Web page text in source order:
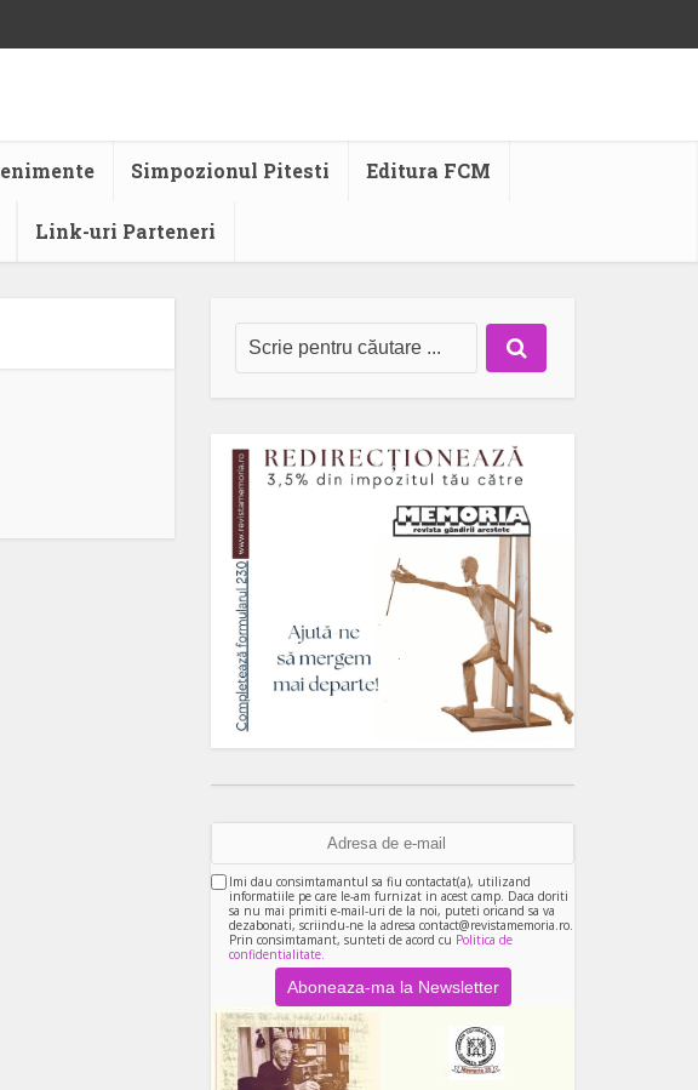
Simpozionul Pitesti Editura FCM
Link-uri Parteneri
Imi dau consimtamantul sa fiu contactat(a), utilizand
informatiile pe care le-am furnizat in acest camp. Daca doriti
sa nu mai primiti e-mail-uri de la noi, puteti oricand sa va
dezabonati, scriindu-ne la adresa contact@revistamemoria.ro.
Prin consimtamant, sunteti de acord cu Politica de
confidentialitate.